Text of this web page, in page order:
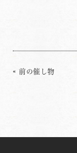
« 前の催し物